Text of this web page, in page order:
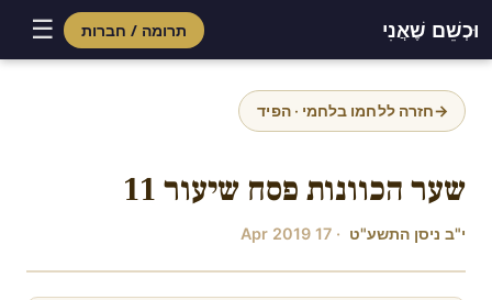
וּכְשֵׁם שֶׁאֲנִי תרומה / חברות ☰
→חזרה ללחמו בלחמי · הפיד
שער הכוונות פסח שיעור 11
י"ב ניסן התשע"ט · 17 Apr 2019